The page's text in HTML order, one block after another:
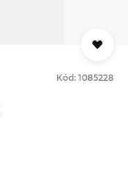
Kód: 1085228